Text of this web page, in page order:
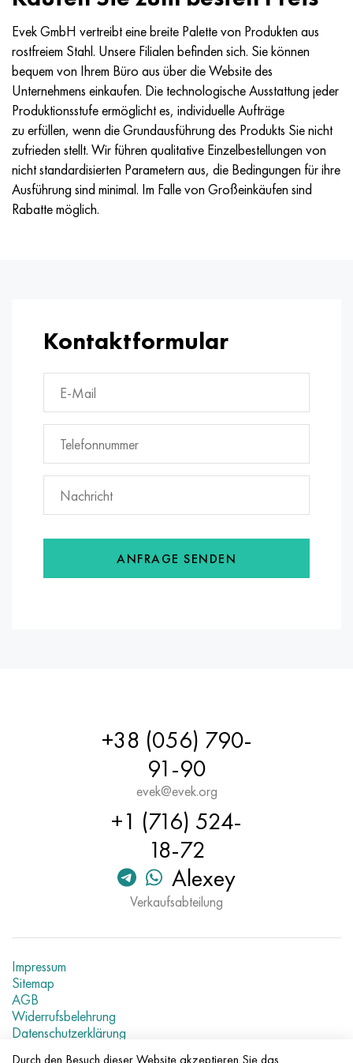
Evek GmbH vertreibt eine breite Palette von Produkten aus
rostfreiem Stahl. Unsere Filialen befinden sich. Sie können
bequem von Ihrem Büro aus über die Website des
Unternehmens einkaufen. Die technologische Ausstattung jeder
Produktionsstufe ermöglicht es, individuelle Aufträge
zu erfüllen, wenn die Grundausführung des Produkts Sie nicht
zufrieden stellt. Wir führen qualitative Einzelbestellungen von
nicht standardisierten Parametern aus, die Bedingungen für ihre
Ausführung sind minimal. Im Falle von Großeinkäufen sind
Rabatte möglich.
Kontaktformular
ANFRAGE SENDEN
+38 (056) 790-
91-90
evek@evek.org
+1 (716) 524-
18-72
Alexey
Verkaufsabteilung
Impressum
Sitemap
AGB
Widerrufsbelehrung
Datenschutzerklärung
Durch den Besuch dieser Website akzeptieren Sie das